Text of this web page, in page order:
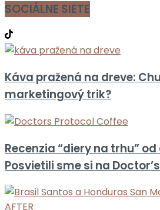
SOCIÁLNE SIETE
Káva pražená na dreve:
marketingový trik?
Recenzia “diery na trhu”
Posvietili sme si na